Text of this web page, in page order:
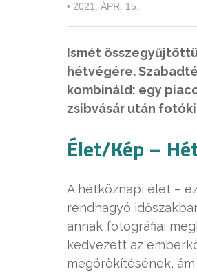
• 2021. ÁPR. 15.
Ismét
hétvégére.
kombináld: egy
zsibvásár után
Élet/Kép –
A hétköznapi élet –
rendhagyó
annak fotográfiai
kedvezett az
megörökítésének,